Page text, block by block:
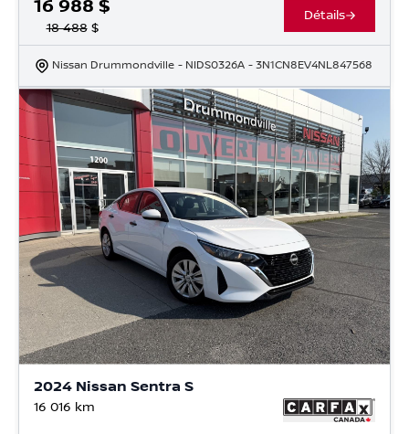
16 988 $
18 488$
Détails
Nissan Drummondville - NIDS0326A - 3N1CN8EV4NL847568
2024 Nissan Sentra S
16 016 km